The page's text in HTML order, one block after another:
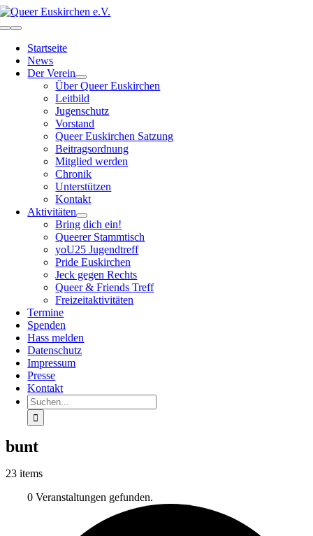
Zum
Inhalt
Toggle
NavigationStartseite
News
Der Verein
Über Queer Euskirchen
Leitbild
Jugenschutz
Vorstand
Queer Euskirchen Satzung
Beitragsordnung
Mitglied werden
Chronik
Unterstützen
Kontakt
Aktivitäten
Bring dich ein!
Queerer Stammtisch
yoU25 Jugendtreff
Pride Euskirchen
Jeck gegen Rechts
Queer & Friends Treff
Freizeitaktivitäten
Termine
Spenden
Hass melden
Datenschutz
Impressum
Presse
Kontakt
Suche
nach:
bunt
23 items
0 Veranstaltungen gefunden.